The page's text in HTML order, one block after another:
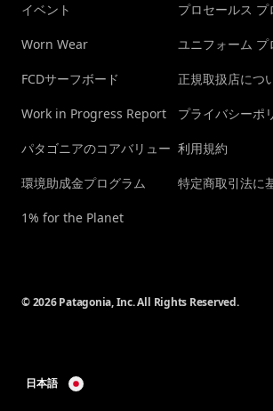
イベント
Worn Wear
FCDサーフボード
Work in Progress Report
パタゴニアのコアバリュー
環境助成金プログラム
1% for the Planet
プロセールス プ
ユニフォーム プ
正規取扱店につ
プライバシーポ
利用規約
特定商取引法に
© 2026 Patagonia, Inc. All Rights Reserved.
日本語